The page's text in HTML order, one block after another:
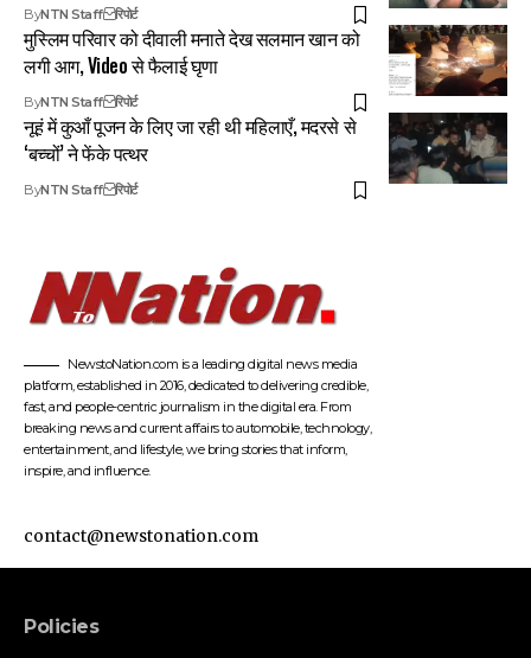
ByNTN Staff रिपोर्ट
मुस्लिम परिवार को दीवाली मनाते देख सलमान खान को
लगी आग, Video से फैलाई घृणा
ByNTN Staff रिपोर्ट
नूहं में कुआँ पूजन के लिए जा रही थी महिलाएँ, मदरसे से
‘बच्चों’ ने फेंके पत्थर
ByNTN Staff रिपोर्ट
NewstoNation.com is a leading digital news media
platform, established in 2016, dedicated to delivering credible,
fast, and people-centric journalism in the digital era. From
breaking news and current affairs to automobile, technology,
entertainment, and lifestyle, we bring stories that inform,
inspire, and influence.
contact@newstonation.com
Policies